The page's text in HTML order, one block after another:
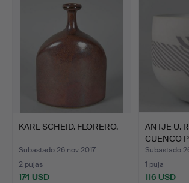
KARL SCHEID. FLORERO.
Subastado 26 nov 2017
2 pujas
174 USD
ANTJE U.
CUENCO
Subastado
1 puja
116 USD